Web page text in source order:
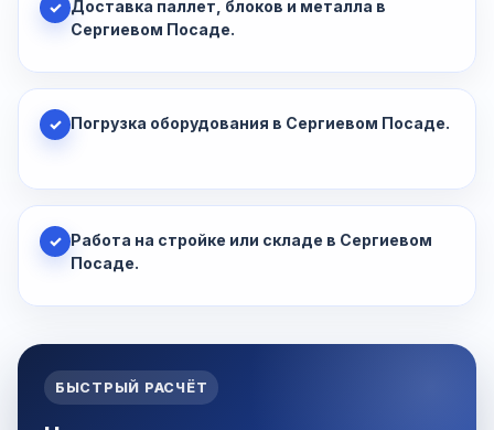
✓ Доставка паллет, блоков и металла в
Сергиевом Посаде.
✓ Погрузка оборудования в Сергиевом Посаде.
✓ Работа на стройке или складе в Сергиевом
Посаде.
БЫСТРЫЙ РАСЧЁТ